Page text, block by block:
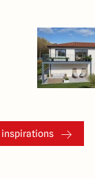
inspirations